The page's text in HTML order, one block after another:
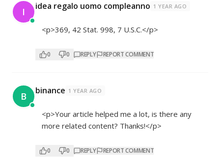
I idea regalo uomo compleanno 1 YEAR AGO
<p>369, 42 Stat. 998, 7 U.S.C.</p>
0 0 REPLY REPORT COMMENT
B binance 1 YEAR AGO
<p>Your article helped me a lot, is there any
more related content? Thanks!</p>
0 0 REPLY REPORT COMMENT